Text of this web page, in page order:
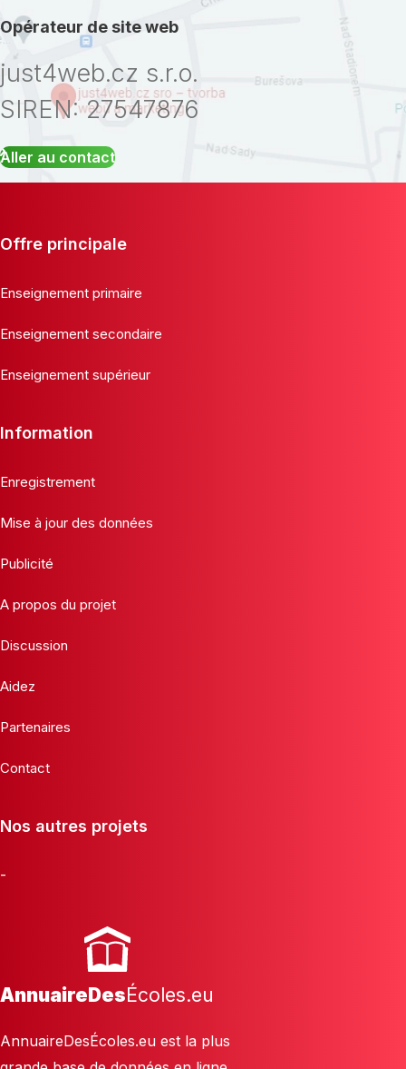
Opérateur de site web
just4web.cz s.r.o.
SIREN: 27547876
Aller au contact
Offre principale
Enseignement primaire
Enseignement secondaire
Enseignement supérieur
Information
Enregistrement
Mise à jour des données
Publicité
A propos du projet
Discussion
Aidez
Partenaires
Contact
Nos autres projets
-
AnnuaireDesÉcoles.eu
AnnuaireDesÉcoles.eu est la plus